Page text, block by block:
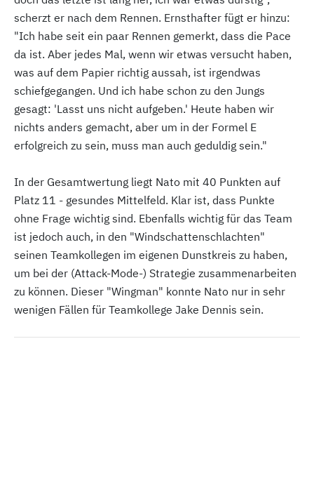
scherzt er nach dem Rennen. Ernsthafter fügt er hinzu:
"Ich habe seit ein paar Rennen gemerkt, dass die Pace
da ist. Aber jedes Mal, wenn wir etwas versucht haben,
was auf dem Papier richtig aussah, ist irgendwas
schiefgegangen. Und ich habe schon zu den Jungs
gesagt: 'Lasst uns nicht aufgeben.' Heute haben wir
nichts anders gemacht, aber um in der Formel E
erfolgreich zu sein, muss man auch geduldig sein."
In der Gesamtwertung liegt Nato mit 40 Punkten auf
Platz 11 - gesundes Mittelfeld. Klar ist, dass Punkte
ohne Frage wichtig sind. Ebenfalls wichtig für das Team
ist jedoch auch, in den "Windschattenschlachten"
seinen Teamkollegen im eigenen Dunstkreis zu haben,
um bei der (Attack-Mode-) Strategie zusammenarbeiten
zu können. Dieser "Wingman" konnte Nato nur in sehr
wenigen Fällen für Teamkollege Jake Dennis sein.